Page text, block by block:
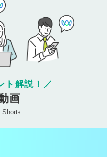
ト解説！ ／
画
Shorts